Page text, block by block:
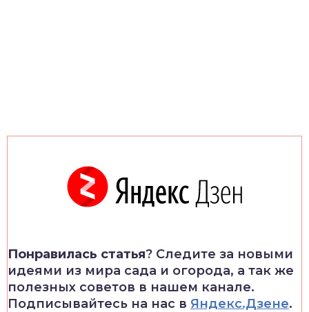
Понравилась статья? Следите за новыми
идеями из мира сада и огорода, а так же
полезных советов в нашем канале.
Подписывайтесь на нас в Яндекс.Дзене.